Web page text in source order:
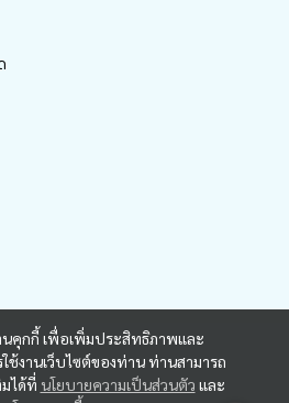
นคุกกี้ เพื่อเพิ่มประสิทธิภาพและ
งานเว็บไซต์ของท่าน ท่านสามารถ
ได้ที่ นโยบายความเป็นส่วนตัว และ